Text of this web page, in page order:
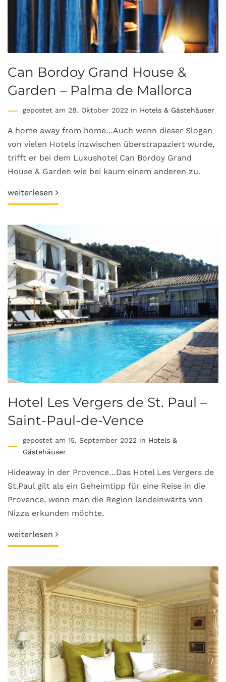
Can Bordoy Grand House &
Garden – Palma de Mallorca
gepostet am 28. Oktober 2022 in Hotels & Gästehäuser
A home away from home…Auch wenn dieser Slogan
von vielen Hotels inzwischen überstrapaziert wurde,
trifft er bei dem Luxushotel Can Bordoy Grand
House & Garden wie bei kaum einem anderen zu.
weiterlesen
Hotel Les Vergers de St. Paul –
Saint-Paul-de-Vence
gepostet am 15. September 2022 in Hotels &
Gästehäuser
Hideaway in der Provence…Das Hotel Les Vergers de
St.Paul gilt als ein Geheimtipp für eine Reise in die
Provence, wenn man die Region landeinwärts von
Nizza erkunden möchte.
weiterlesen